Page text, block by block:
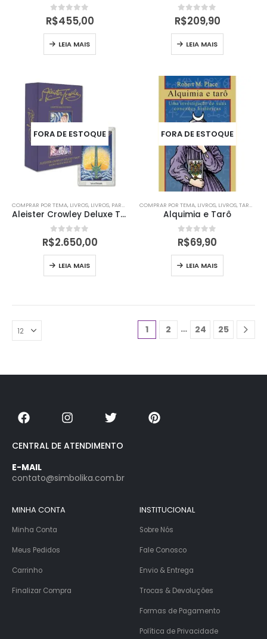
0out of 5
R$455,00
LEIA MAIS
0out of 5
R$209,90
LEIA MAIS
FORA DE ESTOQUE
COMPRAR POR TEMA, LIVROS, LIVROS, PARA VOCÊ ,TARÔ,TARÔ DE ALEISTER CROWLEY THOTH
Aleister Crowley Deluxe Tarot – Limited Gold Edition
0out of 5
R$2.650,00
LEIA MAIS
FORA DE ESTOQUE
COMPRAR POR TEMA, LIVROS, LIVROS,TAROT
Alquimia e Tarô
0out of 5
R$69,90
LEIA MAIS
1 2 … 24 25
CENTRAL DE ATENDIMENTO
E-MAIL
contato@simbolika.com.br
MINHA CONTA
Minha Conta
Meus Pedidos
Carrinho
Finalizar Compra
INSTITUCIONAL
Sobre Nós
Fale Conosco
Envio & Entrega
Trocas & Devoluções
Formas de Pagamento
Política de Privacidade